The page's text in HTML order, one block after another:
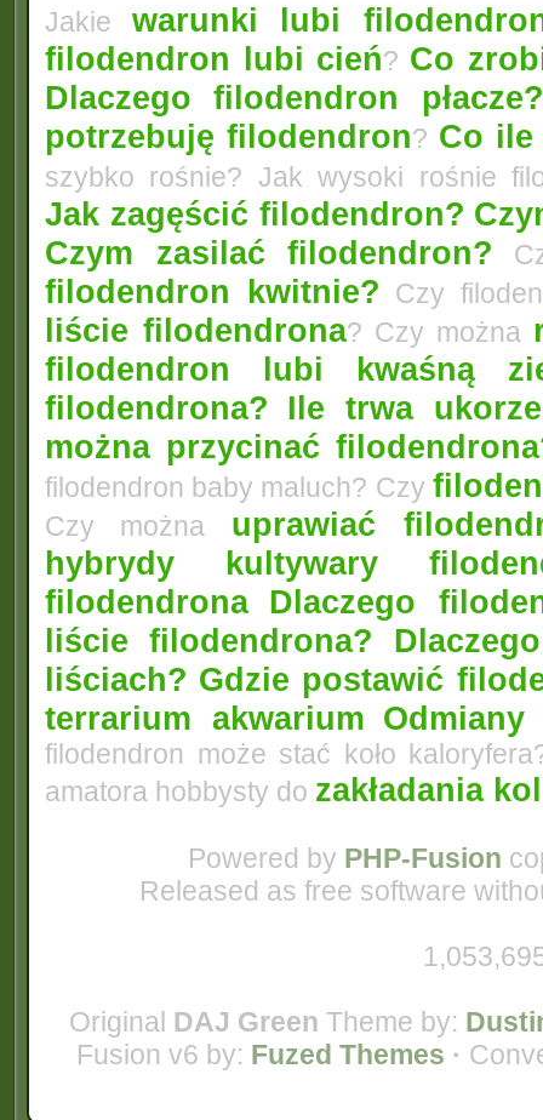
Jakie warunki lubi
filodendron lubi cień? Co
Dlaczego filodendron
potrzebuję filodendron? Co ile
szybko rośnie? Jak wysoki rośnie
Jak zagęścić filodendron?
Czym zasilać filodendron?
filodendron kwitnie? Czy
liście filodendrona? Czy można
filodendron lubi kwaśną
filodendrona? Ile trwa
można przycinać
filodendron baby maluch? Czy
Czy można uprawiać
hybrydy kultywary
filodendrona Dlaczego
liście filodendrona?
liściach? Gdzie postawić
terrarium akwarium
filodendron może stać koło
amatora hobbysty do zakładania
Powered by PHP-Fusion
Released as free software
Original DAJ Green Theme by:
Fusion v6 by: Fuzed Themes ·